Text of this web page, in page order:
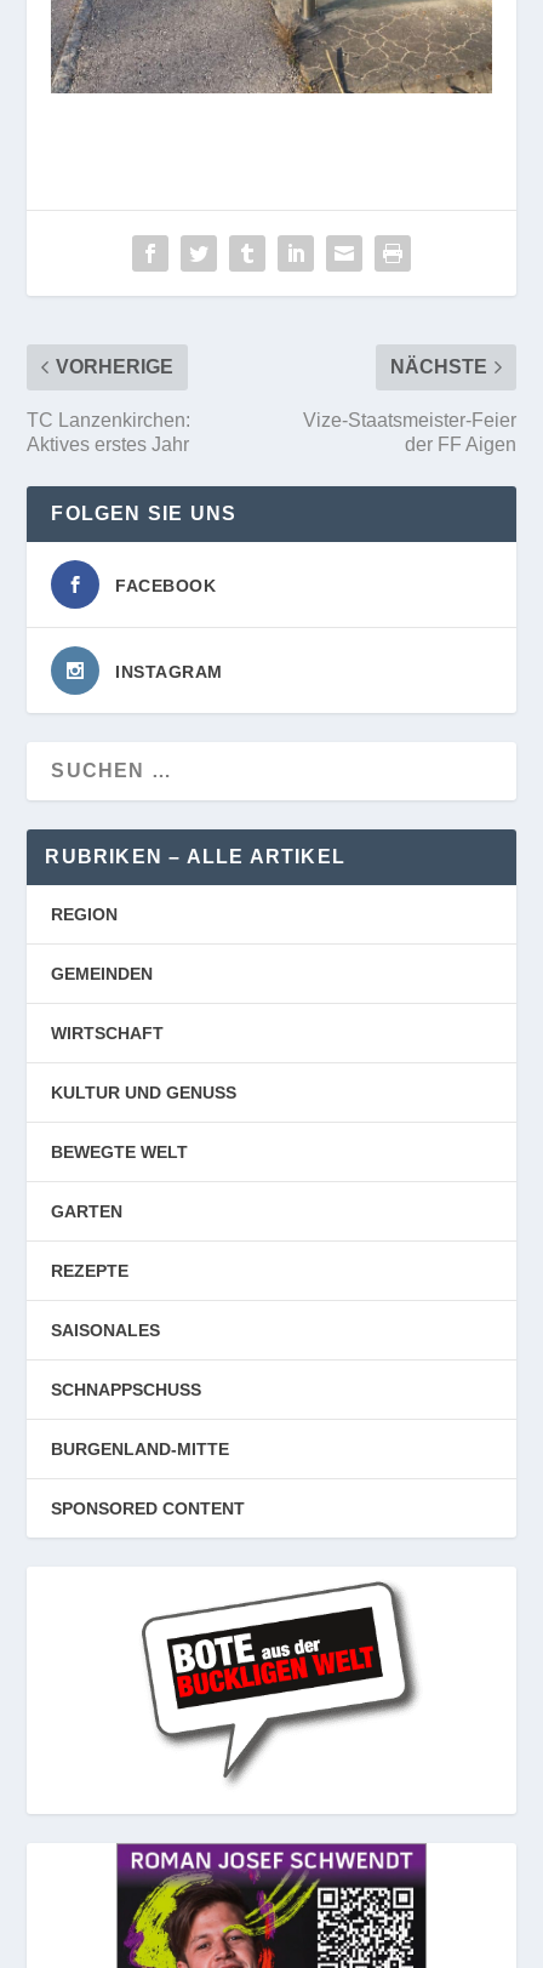
VORHERIGE
TC Lanzenkirchen:
Aktives erstes Jahr
NÄCHSTE
Vize-Staatsmeister-Feier
der FF Aigen
FOLGEN SIE UNS
FACEBOOK
INSTAGRAM
RUBRIKEN – ALLE ARTIKEL
REGION
GEMEINDEN
WIRTSCHAFT
KULTUR UND GENUSS
BEWEGTE WELT
GARTEN
REZEPTE
SAISONALES
SCHNAPPSCHUSS
BURGENLAND-MITTE
SPONSORED CONTENT